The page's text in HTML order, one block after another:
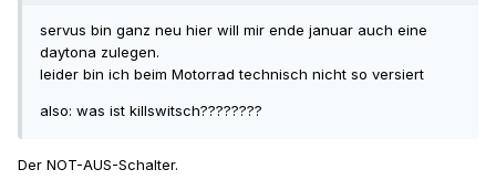
servus bin ganz neu hier will mir ende januar auch eine
daytona zulegen.
leider bin ich beim Motorrad technisch nicht so versiert
also: was ist killswitsch????????
Der NOT-AUS-Schalter.